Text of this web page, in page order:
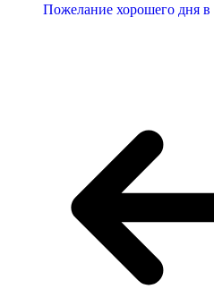
Пожелание хорошего дня в